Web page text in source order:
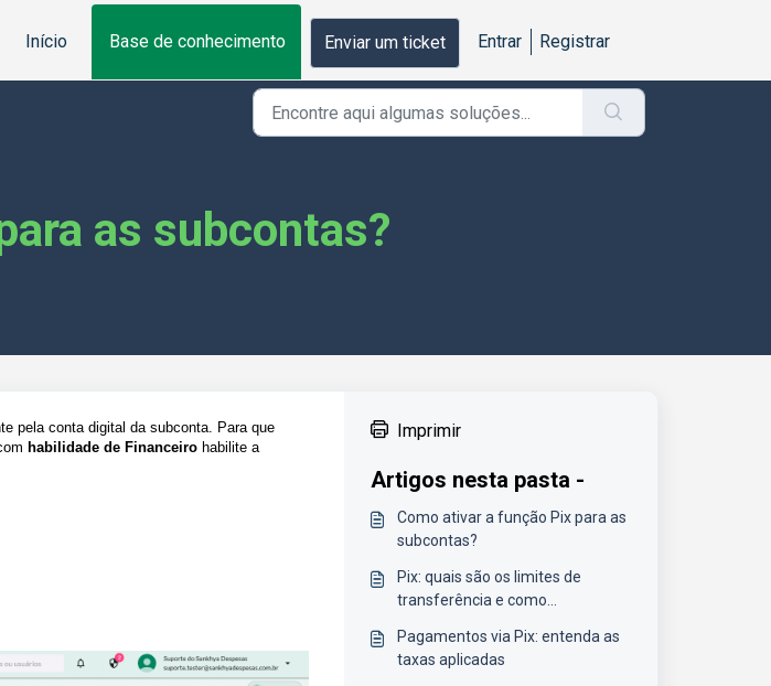
Início Base de conhecimento Enviar um ticket Entrar Registrar
as subcontas?
pela conta digital da subconta. Para que
habilidade de Financeiro habilite a
Imprimir
Artigos nesta pasta -
Como ativar a função Pix para as
subcontas?
Pix: quais são os limites de
transferência e como
Pagamentos via Pix: entenda as
taxas aplicadas